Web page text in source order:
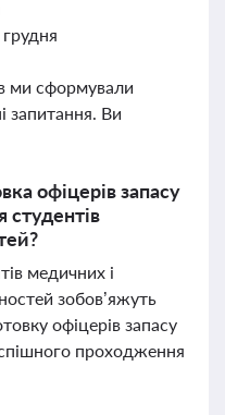
грудня
ми сформували
запитання. Ви
офіцерів запасу
студентів
медичних і
зобов’яжуть
офіцерів запасу
проходження